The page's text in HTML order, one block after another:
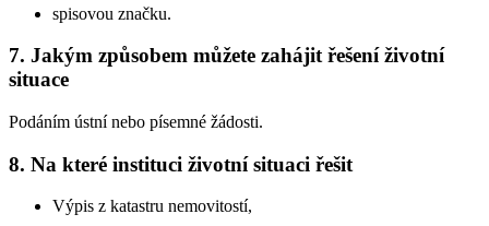
spisovou značku.
7. Jakým způsobem můžete zahájit řešení životní
situace
Podáním ústní nebo písemné žádosti.
8. Na které instituci životní situaci řešit
Výpis z katastru nemovitostí,